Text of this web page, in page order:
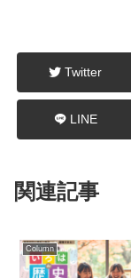
Twitter
LINE
関連記事
Column